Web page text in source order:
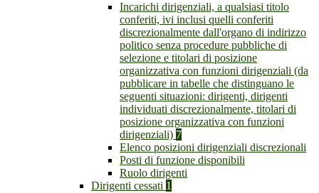
Incarichi dirigenziali, a qualsiasi titolo
conferiti, ivi inclusi quelli conferiti
discrezionalmente dall'organo di indirizzo
politico senza procedure pubbliche di
selezione e titolari di posizione
organizzativa con funzioni dirigenziali (da
pubblicare in tabelle che distinguano le
seguenti situazioni: dirigenti, dirigenti
individuati discrezionalmente, titolari di
posizione organizzativa con funzioni
dirigenziali) 7
Elenco posizioni dirigenziali discrezionali
Posti di funzione disponibili
Ruolo dirigenti
Dirigenti cessati 1